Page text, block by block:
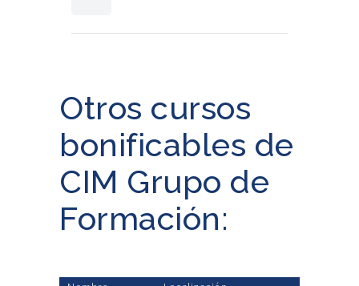
Otros cursos
bonificables de
CIM Grupo de
Formación: